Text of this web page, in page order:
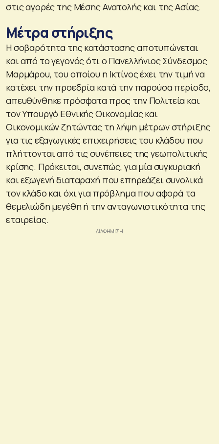
στις αγορές της Μέσης Ανατολής και της Ασίας.
Μέτρα στήριξης
Η σοβαρότητα της κατάστασης αποτυπώνεται
και από το γεγονός ότι ο Πανελλήνιος Σύνδεσμος
Μαρμάρου, του οποίου η Ικτίνος έχει την τιμή να
κατέχει την προεδρία κατά την παρούσα περίοδο,
απευθύνθηκε πρόσφατα προς την Πολιτεία και
τον Υπουργό Εθνικής Οικονομίας και
Οικονομικών ζητώντας τη λήψη μέτρων στήριξης
για τις εξαγωγικές επιχειρήσεις του κλάδου που
πλήττονται από τις συνέπειες της γεωπολιτικής
κρίσης. Πρόκειται, συνεπώς, για μία συγκυριακή
και εξωγενή διαταραχή που επηρεάζει συνολικά
τον κλάδο και όχι για πρόβλημα που αφορά τα
θεμελιώδη μεγέθη ή την ανταγωνιστικότητα της
εταιρείας.